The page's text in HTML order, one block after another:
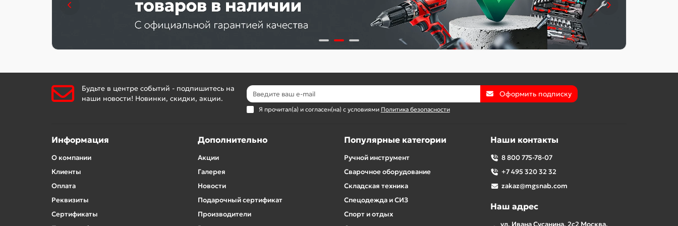
Будьте в центре событий - подпишитесь на
наши новости! Новинки, скидки, акции.
Оформить подписку
Я прочитал(а) и согласен(на) с условиями Политика безопасности
Информация
О компании
Клиенты
Оплата
Реквизиты
Сертификаты
Дополнительно
Акции
Галерея
Новости
Подарочный сертификат
Производители
Популярные категории
Ручной инструмент
Сварочное оборудование
Складская техника
Спецодежда и СИЗ
Спорт и отдых
Наши контакты
8 800 775-78-07
+7 495 320 32 32
zakaz@mgsnab.com
Наш адрес
ул. Ивана Сусанина, 2с2 Москва,